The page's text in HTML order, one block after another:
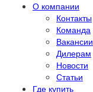
О компании
Контакты
Команда
Вакансии
Дилерам
Новости
Статьи
Где купить